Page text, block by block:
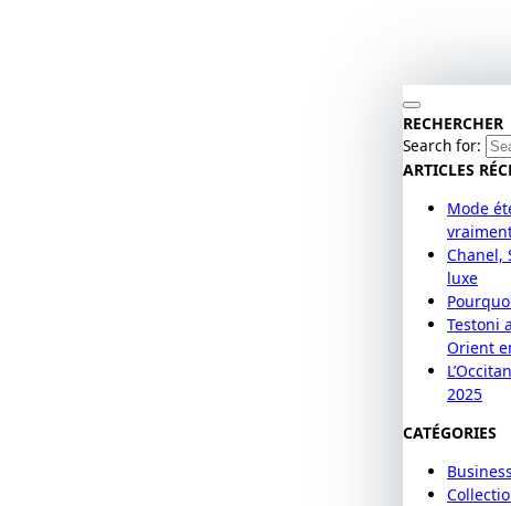
RECHERCHER
Search for:
ARTICLES
Mode
Chanel,
luxe
Testoni
Orient
2025
CATÉGORIES
Business